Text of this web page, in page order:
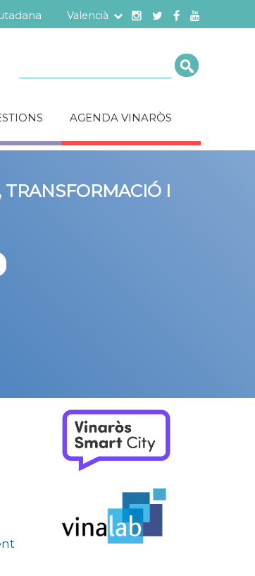
Valencià
AGENDA VINARÒS
TRANSFORMACIÓ I
CONVIVÈNCIA
i suma't al canvi!